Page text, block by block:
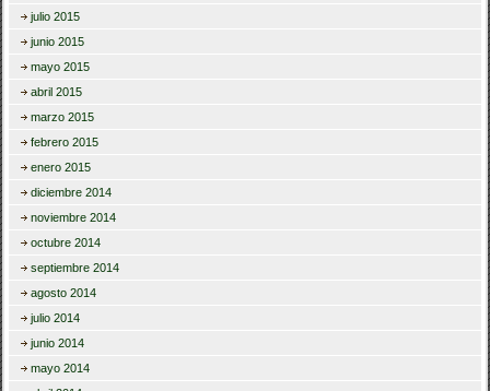
julio 2015
junio 2015
mayo 2015
abril 2015
marzo 2015
febrero 2015
enero 2015
diciembre 2014
noviembre 2014
octubre 2014
septiembre 2014
agosto 2014
julio 2014
junio 2014
mayo 2014